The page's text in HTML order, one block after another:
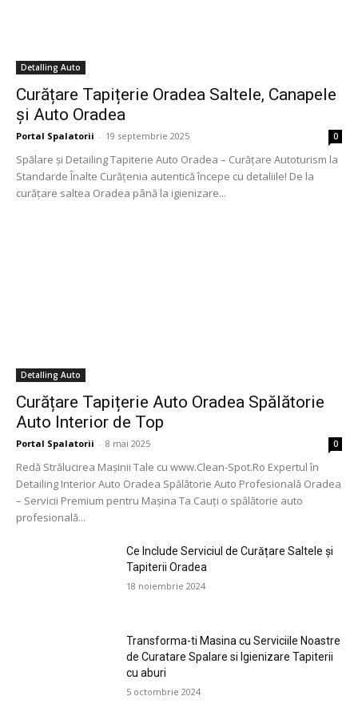
Detalling Auto
Curățare Tapițerie Oradea Saltele, Canapele
și Auto Oradea
Portal Spalatorii - 19 septembrie 2025 0
Spălare și Detailing Tapiterie Auto Oradea – Curățare Autoturism la
Standarde Înalte Curățenia autentică începe cu detaliile! De la
curățare saltea Oradea până la igienizare...
Detalling Auto
Curățare Tapițerie Auto Oradea Spălătorie
Auto Interior de Top
Portal Spalatorii - 8 mai 2025 0
Redă Strălucirea Mașinii Tale cu www.Clean-Spot.Ro Expertul în
Detailing Interior Auto Oradea Spălătorie Auto Profesională Oradea
– Servicii Premium pentru Mașina Ta Cauți o spălătorie auto
profesională...
Ce Include Serviciul de Curățare Saltele și
Tapiterii Oradea
18 noiembrie 2024
Transforma-ti Masina cu Serviciile Noastre
de Curatare Spalare si Igienizare Tapiterii
cu aburi
5 octombrie 2024